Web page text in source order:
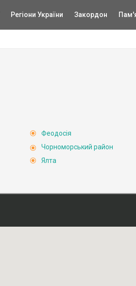
Регіони України Закордон
Феодосія
Чорноморський район
Ялта